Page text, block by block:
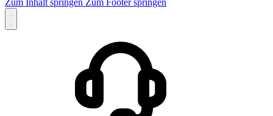
Zum Inhalt springen Zum Footer springen